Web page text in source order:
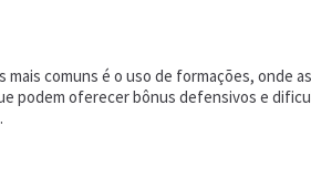
comuns é o uso de formações, onde
oferecer bônus defensivos e